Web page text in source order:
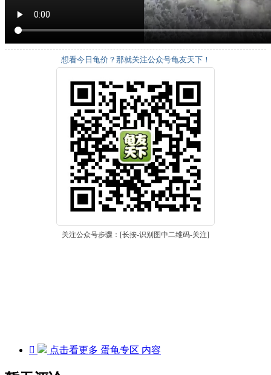
想看今日龟价？那就关注公众号龟友天下！
关注公众号步骤：[长按-识别图中二维码-关注]
 点击看更多 蛋龟专区 内容